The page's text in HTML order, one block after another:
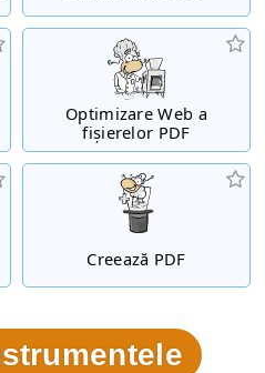
Optimizare Web a
fișierelor PDF
Creează PDF